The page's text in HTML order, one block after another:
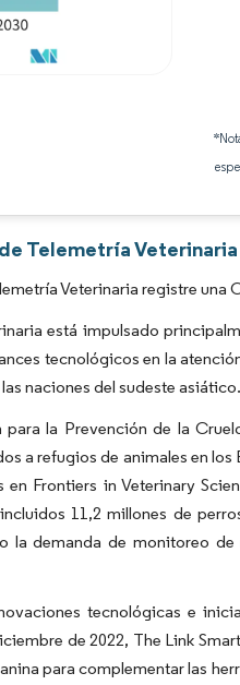
Telemetría
Veterinaria registre
está impulsado
tecnológicos en la
naciones del sudeste asiático.
la Prevención de la
a refugios de animales en
Frontiers in Veterinary
11,2 millones de
la demanda de monitoreo
tecnológicas e
de 2022, The Link
para complementar las